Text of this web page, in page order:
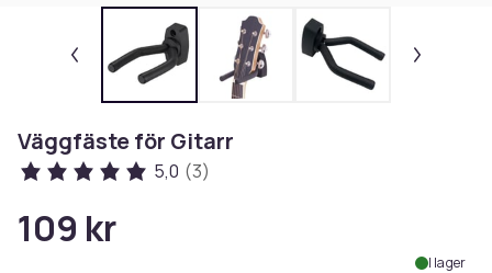
Väggfäste för Gitarr
5,0 (3)
109 kr
I lager